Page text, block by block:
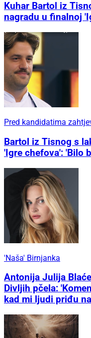
Kuhar Bartol iz
nagradu u finalnoj
Pred kandidatima
Bartol iz Tisnog s
'Igre chefova': 'Bilo
'Naša' Birnjanka
Antonija Julija
Divljih pčela:
kad mi ljudi priđu